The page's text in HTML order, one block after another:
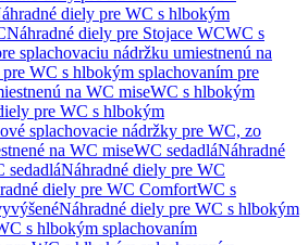
diely pre WC s hlbokým
Náhradné diely pre Stojace WCWC s
splachovaciu nádržku umiestnenú na
WC s hlbokým splachovaním pre
na WC miseWC s hlbokým
pre WC s hlbokým
splachovacie nádržky pre WC, zo
na WC miseWC sedadláNáhradné
sedadláNáhradné diely pre WC
diely pre WC ComfortWC s
Náhradné diely pre WC s hlbokým
s hlbokým splachovaním